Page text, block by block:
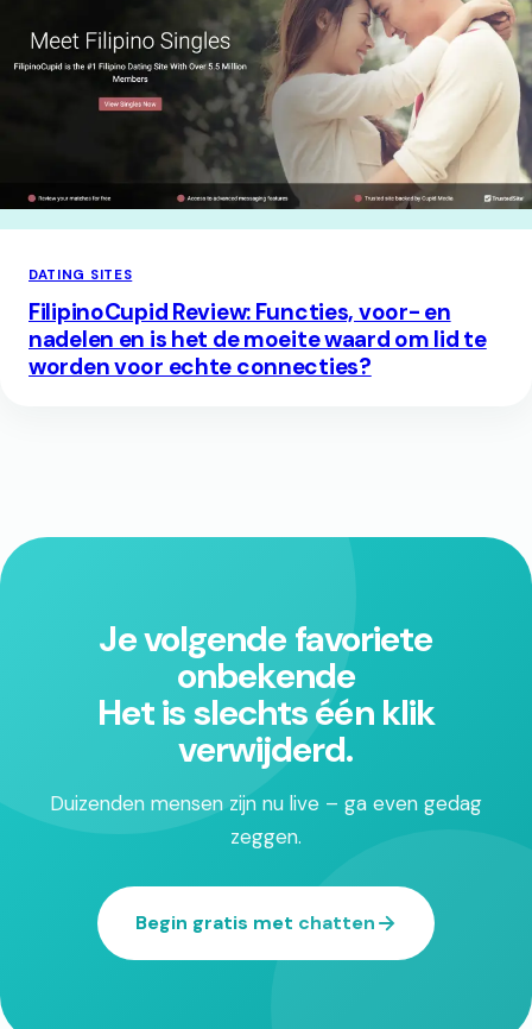
DATING SITES
FilipinoCupid Review: Functies, voor- en
nadelen en is het de moeite waard om lid te
worden voor echte connecties?
Je volgende favoriete
onbekende
Het is slechts één klik
verwijderd.
Duizenden mensen zijn nu live – ga even gedag
zeggen.
Begin gratis met chatten